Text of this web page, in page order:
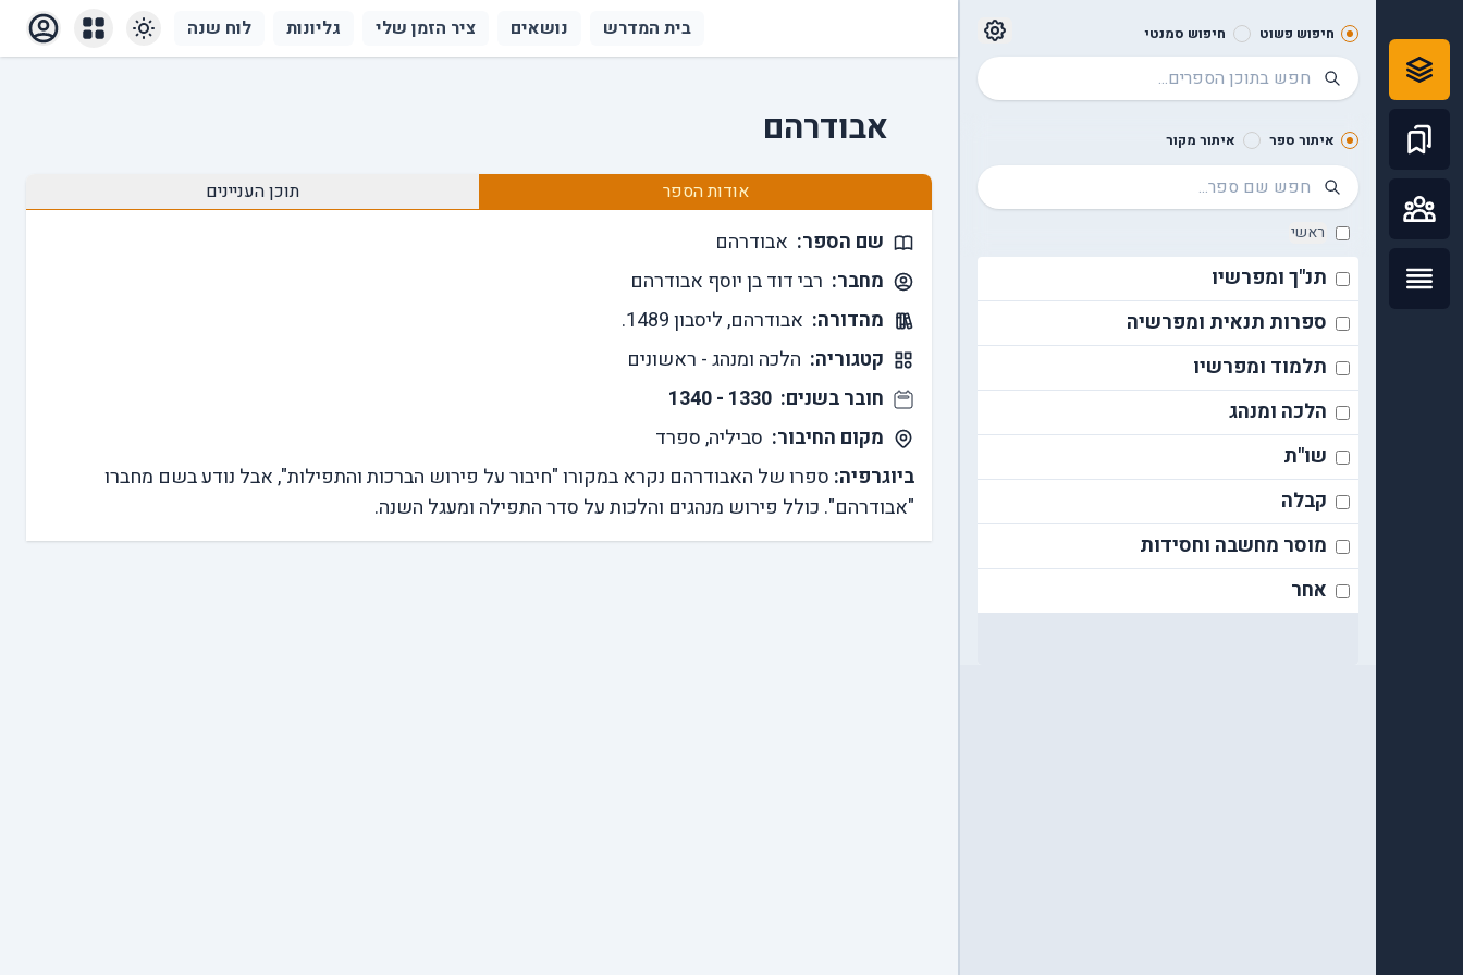
חיפוש פשוט חיפוש סמנטי
איתור ספר איתור מקור
ראשי
תנ"ך ומפרשיו
ספרות תנאית ומפרשיה
תלמוד ומפרשיו
הלכה ומנהג
שו"ת
קבלה
מוסר מחשבה וחסידות
אחר
בית המדרש נושאים ציר הזמן שלי גליונות לוח שנה
אבודרהם
אודות הספר תוכן העניינים
שם הספר: אבודרהם
מחבר: רבי דוד בן יוסף אבודרהם
מהדורה: אבודרהם, ליסבון 1489.
קטגוריה: הלכה ומנהג - ראשונים
חובר בשנים: 1330 - 1340
מקום החיבור: סביליה, ספרד
ביוגרפיה: ספרו של האבודרהם נקרא במקורו "חיבור על פירוש הברכות והתפילות", אבל נודע בשם מחברו
"אבודרהם". כולל פירוש מנהגים והלכות על סדר התפילה ומעגל השנה.